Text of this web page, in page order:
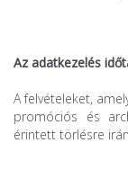
Az adatkezelés
A felvételeket,
promóciós és
érintett törlésre